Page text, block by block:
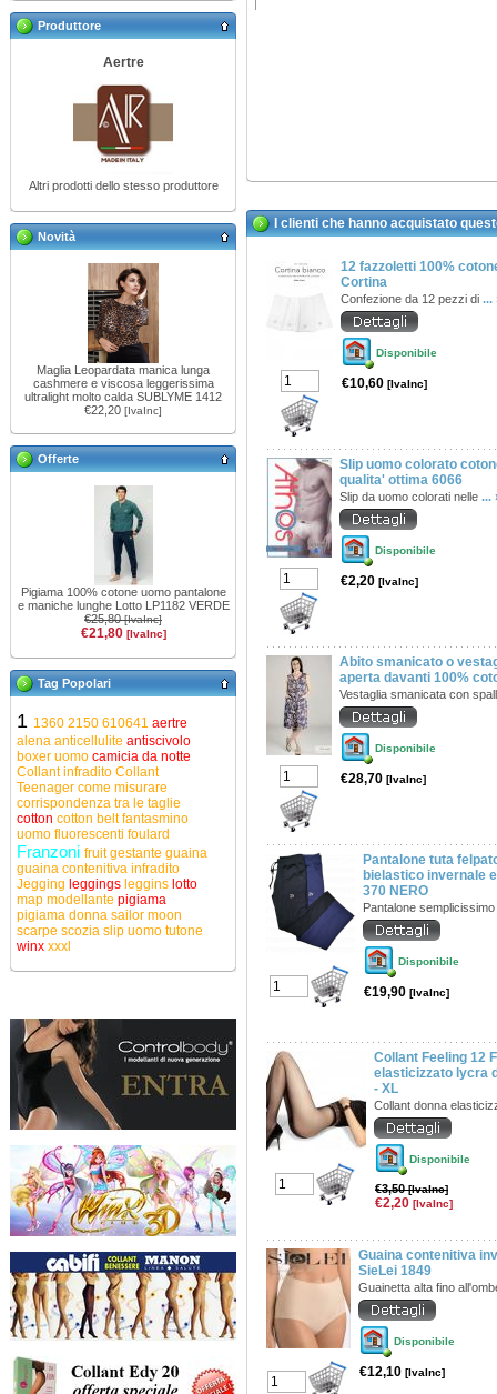
Produttore
Aertre
Altri prodotti dello stesso produttore
Novità
Maglia Leopardata manica lunga
cashmere e viscosa leggerissima
ultralight molto calda SUBLYME 1412
€22,20 [IvaInc]
Offerte
Pigiama 100% cotone uomo pantalone
e maniche lunghe Lotto LP1182 VERDE
€25,80[IvaInc]
€21,80 [IvaInc]
Tag Popolari
1 1360 2150 610641 aertre
alena anticellulite antiscivolo
boxer uomo camicia da notte
Collant infradito Collant
Teenager come misurare
corrispondenza tra le taglie
cotton cotton beltfantasmino
uomo fluorescenti foulard
Franzoni fruitgestante guaina
guaina contenitiva infradito
Jegging leggings leggins lotto
map modellante pigiama
pigiama donna sailor moon
scarpe scozia slip uomo tutone
winx xxxl
I clienti che hanno acquistato
12 fazzoletti 100%
Cortina
Confezione da 12 pezzi di ...
Disponibile
€10,60 [IvaInc]
Slip uomo colorato
qualita' ottima 6066
Slip da uomo colorati nelle ...
Disponibile
€2,20 [IvaInc]
Abito smanicato o
aperta davanti 100%
Vestaglia smanicata con
Disponibile
€28,70 [IvaInc]
Pantalone tuta
bielastico invernale
370 NERO
Pantalone
Disponibile
€19,90 [IvaInc]
Collant Feeling 12
elasticizzato lycra
- XL
Collant donna
Disponibile
€3,50[IvaInc]
€2,20 [IvaInc]
Guaina contenitiva
SieLei 1849
Guainetta alta fino
Disponibile
€12,10 [IvaInc]